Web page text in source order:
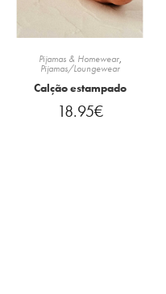
Pijamas & Homewear,
Pijamas/Loungewear
Calção estampado
18.95€